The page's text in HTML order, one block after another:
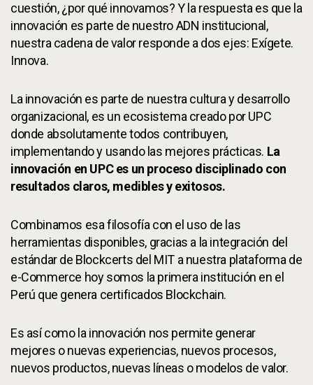
cuestión, ¿por qué innovamos? Y la respuesta es que la
innovación es parte de nuestro ADN institucional,
nuestra cadena de valor responde a dos ejes: Exígete.
Innova.
La innovación es parte de nuestra cultura y desarrollo
organizacional, es un ecosistema creado por UPC
donde absolutamente todos contribuyen,
implementando y usando las mejores prácticas. La
innovación en UPC es un proceso disciplinado con
resultados claros, medibles y exitosos.
Combinamos esa filosofía con el uso de las
herramientas disponibles, gracias a la integración del
estándar de Blockcerts del MIT a nuestra plataforma de
e-Commerce hoy somos la primera institución en el
Perú que genera certificados Blockchain.
Es así como la innovación nos permite generar
mejores o nuevas experiencias, nuevos procesos,
nuevos productos, nuevas líneas o modelos de valor.